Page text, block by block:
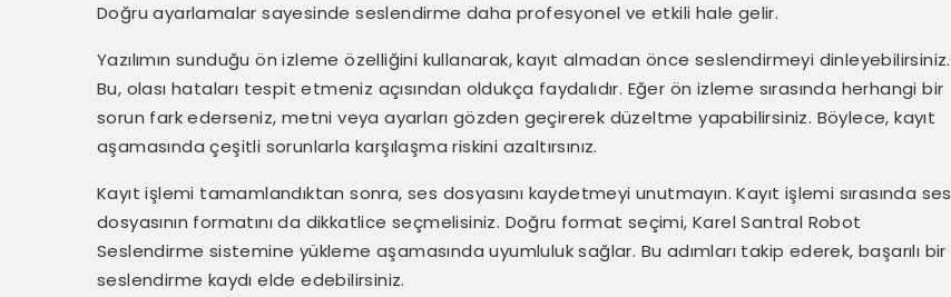
Doğru ayarlamalar sayesinde seslendirme daha profesyonel ve etkili hale gelir.
Yazılımın sunduğu ön izleme özelliğini kullanarak, kayıt almadan önce seslendirmeyi dinleyebilirsiniz.
Bu, olası hataları tespit etmeniz açısından oldukça faydalıdır. Eğer ön izleme sırasında herhangi bir
sorun fark ederseniz, metni veya ayarları gözden geçirerek düzeltme yapabilirsiniz. Böylece, kayıt
aşamasında çeşitli sorunlarla karşılaşma riskini azaltırsınız.
Kayıt işlemi tamamlandıktan sonra, ses dosyasını kaydetmeyi unutmayın. Kayıt işlemi sırasında ses
dosyasının formatını da dikkatlice seçmelisiniz. Doğru format seçimi, Karel Santral Robot
Seslendirme sistemine yükleme aşamasında uyumluluk sağlar. Bu adımları takip ederek, başarılı bir
seslendirme kaydı elde edebilirsiniz.